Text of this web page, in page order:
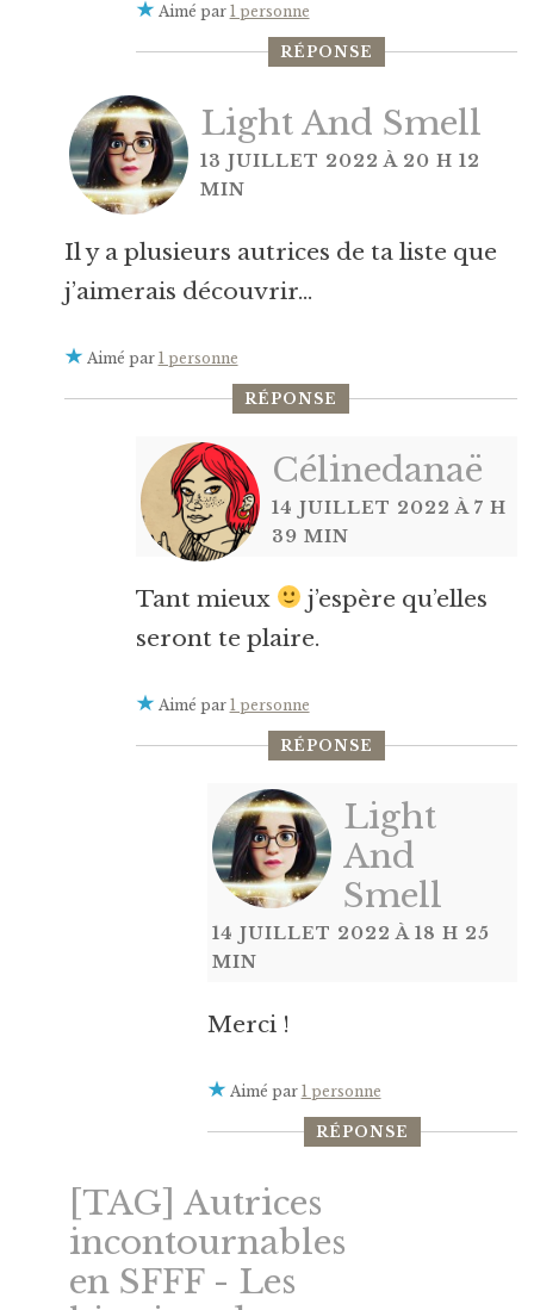
Aimé par 1 personne
RÉPONSE
Light And Smell
13 JUILLET 2022 À 20 H 12
MIN
Il y a plusieurs autrices de ta liste que
j’aimerais découvrir…
Aimé par 1 personne
RÉPONSE
Célinedanaë
14 JUILLET 2022 À 7 H
39 MIN
Tant mieux
j’espère qu’elles
seront te plaire.
Aimé par 1 personne
RÉPONSE
Light
And
Smell
14 JUILLET 2022 À 18 H 25
MIN
Merci !
Aimé par 1 personne
RÉPONSE
[TAG] Autrices
incontournables
en SFFF - Les